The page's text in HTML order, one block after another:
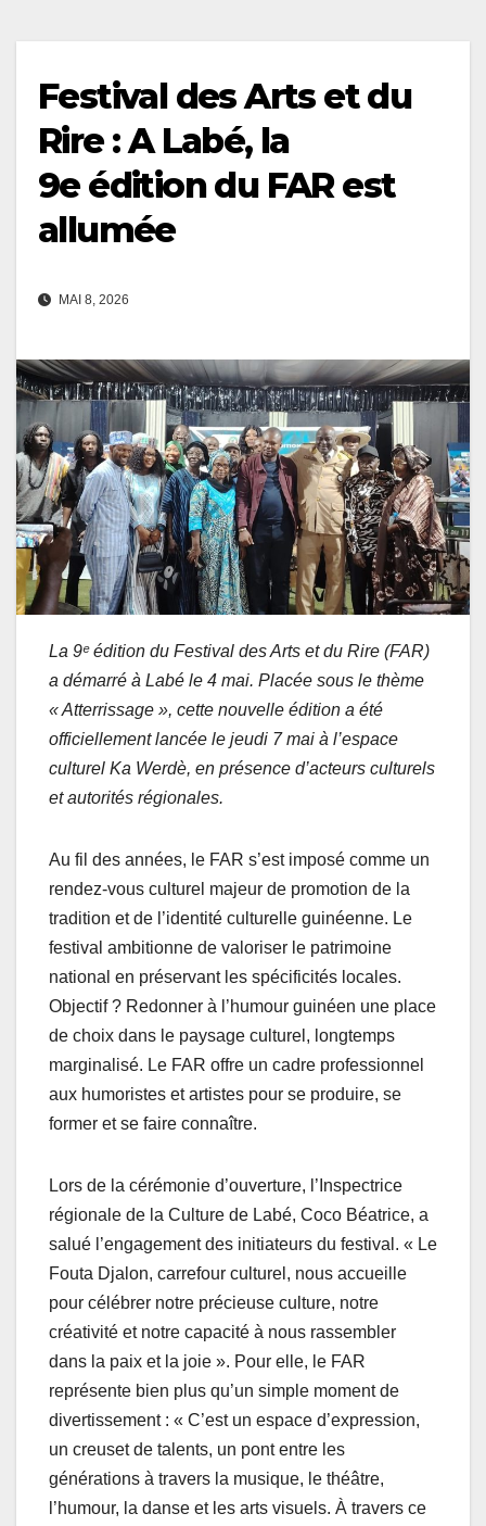
Festival des Arts et du
Rire : A Labé, la
9e édition du FAR est
allumée
MAI 8, 2026
La 9ᵉ édition du Festival des Arts et du Rire (FAR)
a démarré à Labé le 4 mai. Placée sous le thème
« Atterrissage », cette nouvelle édition a été
officiellement lancée le jeudi 7 mai à l’espace
culturel Ka Werdè, en présence d’acteurs culturels
et autorités régionales.
Au fil des années, le FAR s’est imposé comme un
rendez-vous culturel majeur de promotion de la
tradition et de l’identité culturelle guinéenne. Le
festival ambitionne de valoriser le patrimoine
national en préservant les spécificités locales.
Objectif ? Redonner à l’humour guinéen une place
de choix dans le paysage culturel, longtemps
marginalisé. Le FAR offre un cadre professionnel
aux humoristes et artistes pour se produire, se
former et se faire connaître.
Lors de la cérémonie d’ouverture, l’Inspectrice
régionale de la Culture de Labé, Coco Béatrice, a
salué l’engagement des initiateurs du festival. « Le
Fouta Djalon, carrefour culturel, nous accueille
pour célébrer notre précieuse culture, notre
créativité et notre capacité à nous rassembler
dans la paix et la joie ». Pour elle, le FAR
représente bien plus qu’un simple moment de
divertissement : « C’est un espace d’expression,
un creuset de talents, un pont entre les
générations à travers la musique, le théâtre,
l’humour, la danse et les arts visuels. À travers ce